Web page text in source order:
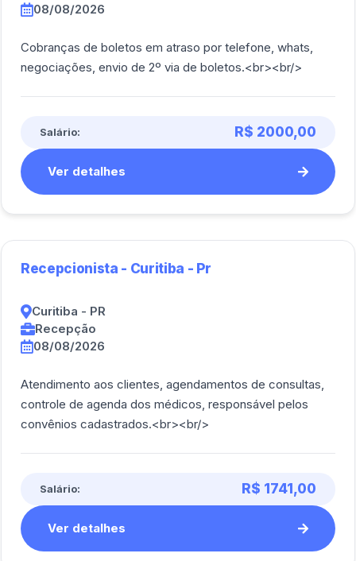
08/08/2026
Cobranças de boletos em atraso por telefone, whats,
negociações, envio de 2º via de boletos.<br><br/>
Salário: R$ 2000,00
Ver detalhes
Recepcionista - Curitiba - Pr
Curitiba - PR
Recepção
08/08/2026
Atendimento aos clientes, agendamentos de consultas,
controle de agenda dos médicos, responsável pelos
convênios cadastrados.<br><br/>
Salário: R$ 1741,00
Ver detalhes